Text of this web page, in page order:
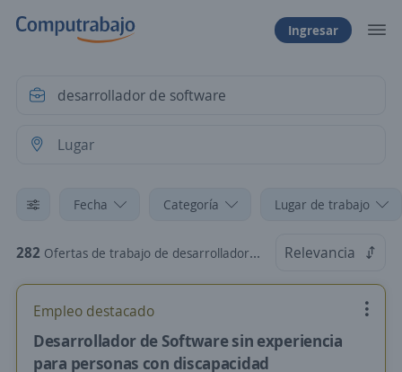
Ingresar
Fecha Categoría Lugar de trabajo
282 Ofertas de trabajo de desarrollador de software Relevancia
Empleo destacado
Desarrollador de Software sin experiencia
para personas con discapacidad